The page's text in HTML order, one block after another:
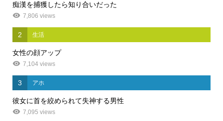
痴漢を捕獲したら知り合いだった
7,806 views
2 生活
女性の顔アップ
7,104 views
3 アホ
彼女に首を絞められて失神する男性
7,095 views